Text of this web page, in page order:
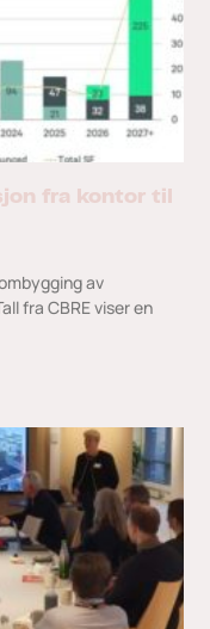
fra kontor til
av
fra CBRE viser en